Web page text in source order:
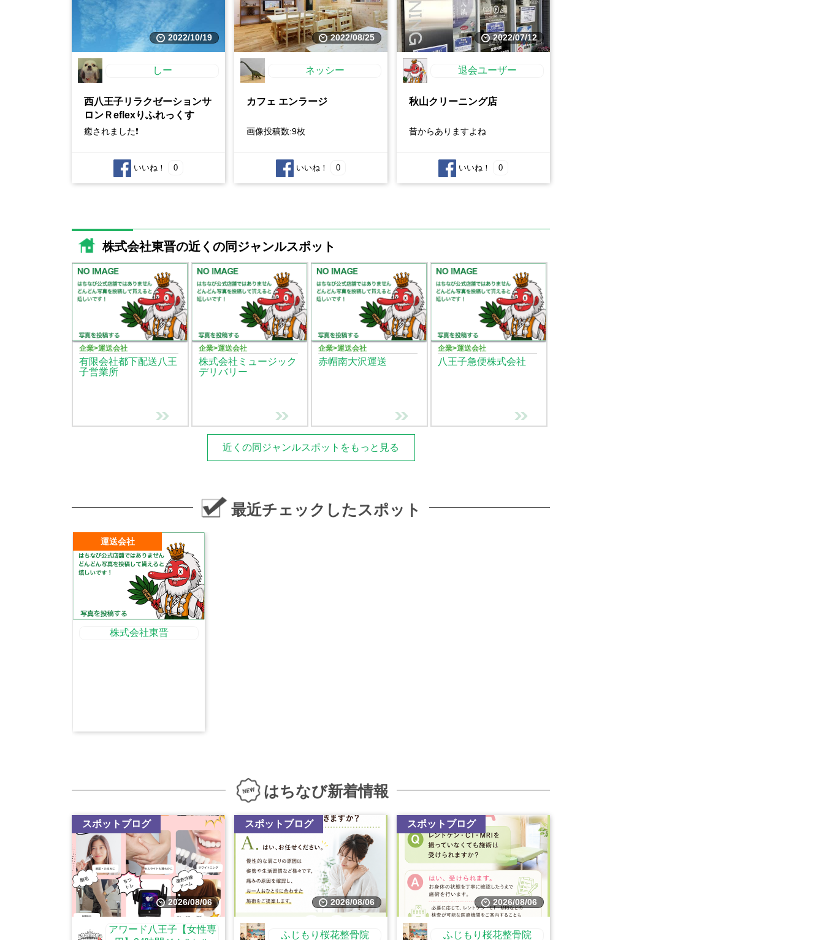
2022/10/19
しー
西八王子リラクゼーションサ
ロンＲeflexりふれっくす
癒されました❗
いいね！ 0
2022/08/25
ネッシー
カフェ エンラージ
画像投稿数:9枚
いいね！ 0
2022/07/12
退会ユーザー
秋山クリーニング店
昔からありますよね
いいね！ 0
株式会社東晋の近くの同ジャンルスポット
企業>運送会社
有限会社都下配送八王
子営業所
企業>運送会社
株式会社ミュージック
デリバリー
企業>運送会社
赤帽南大沢運送
企業>運送会社
八王子急便株式会社
近くの同ジャンルスポットをもっと見る
最近チェックしたスポット
運送会社
株式会社東晋
はちなび新着情報
スポットブログ
2026/08/06
アワード八王子【女性専
スポットブログ
2026/08/06
ふじもり桜花整骨院
スポットブログ
2026/08/06
ふじもり桜花整骨院